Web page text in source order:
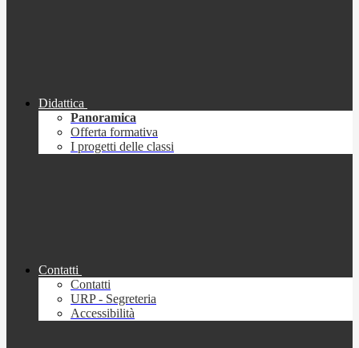
Didattica
Panoramica
Offerta formativa
I progetti delle classi
Contatti
Contatti
URP - Segreteria
Accessibilità